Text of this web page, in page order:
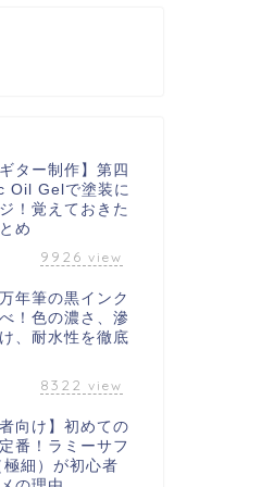
ター制作】第四
Gelで塗装に
！覚えておきた
め
9926 view
年筆の黒インク
！色の濃さ、滲
、耐水性を徹底
8322 view
向け】初めての
番！ラミーサフ
極細）が初心者